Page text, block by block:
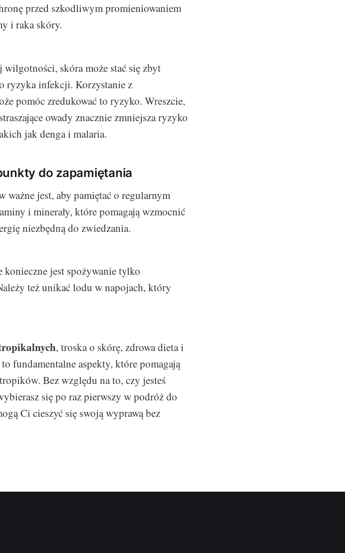
przed szkodliwym promieniowaniem
i raka skóry.
skóra może stać się zbyt
ryzyka infekcji. Korzystanie z
pomóc zredukować to ryzyko. Wreszcie,
owady znacznie zmniejsza ryzyko
jak denga i malaria.
do zapamiętania
jest, aby pamiętać o regularnym
i minerały, które pomagają wzmocnić
niezbędną do zwiedzania.
konieczne jest spożywanie tylko
też unikać lodu w napojach, który
, troska o skórę, zdrowa dieta i
fundamentalne aspekty, które pomagają
Bez względu na to, czy jesteś
się po raz pierwszy w podróż do
Ci cieszyć się swoją wyprawą bez